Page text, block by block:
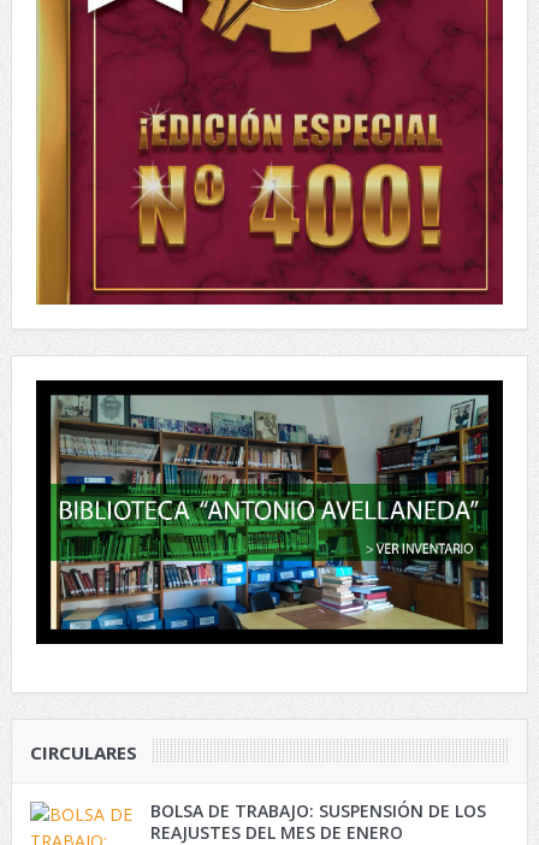
CIRCULARES
BOLSA DE TRABAJO: SUSPENSIÓN DE LOS
REAJUSTES DEL MES DE ENERO